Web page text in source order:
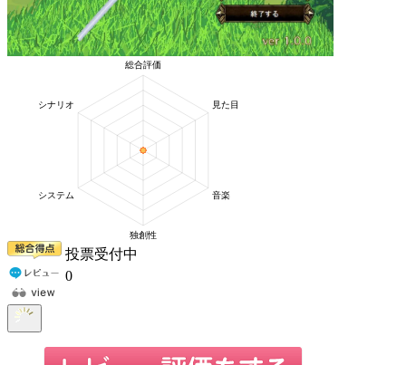
投票受付中
0